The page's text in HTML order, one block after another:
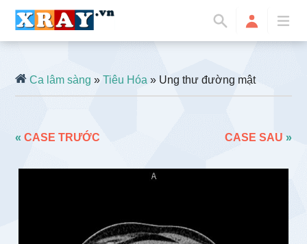
Ca lâm sàng »Tiêu Hóa » Ung thư đường mật
«CASE TRƯỚC CASE SAU »